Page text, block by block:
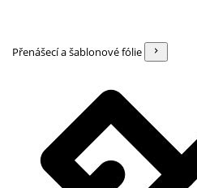
Přenášecí a šablonové fólie